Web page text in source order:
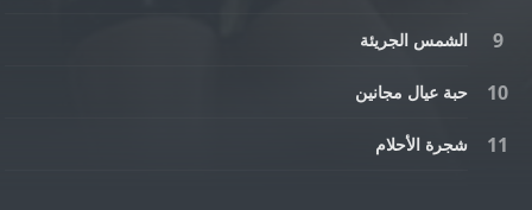
الشمس الجريئة
حبة عيال مجانين
شجرة الأحلام